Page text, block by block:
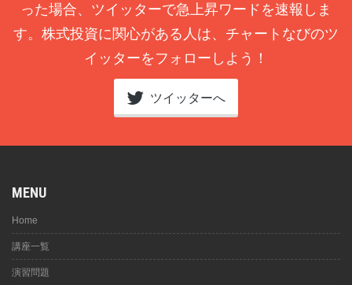
った場合、ツイッターで急上昇ワードを速報しま
す。株式投資に関心がある人は、チャートなびのツ
イッターをフォローしよう！
ツイッターへ
MENU
Home
講座一覧
演習問題